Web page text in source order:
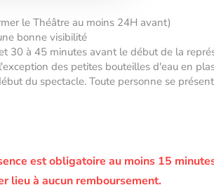
le Théâtre au moins 24H avant)
bonne visibilité
30 à 45 minutes avant le début de la
des petites bouteilles d'eau en
du spectacle. Toute personne se
est obligatoire au moins 15
lieu à aucun remboursement.